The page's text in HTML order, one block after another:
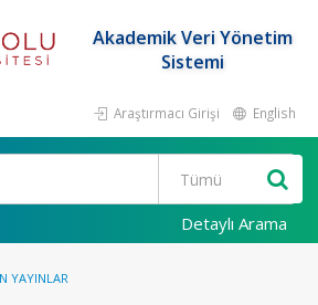
Akademik Veri Yönetim
Sistemi
Araştırmacı Girişi English
Detaylı Arama
YAYINLAR